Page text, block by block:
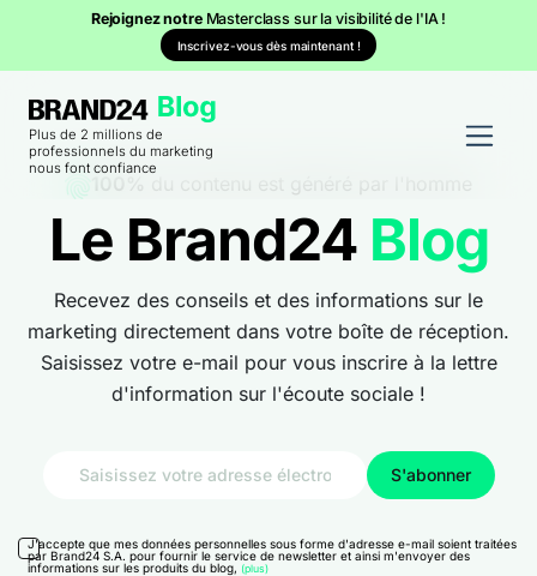
Rejoignez notre Masterclass sur la visibilité de l'IA !
Inscrivez-vous dès maintenant !
Plus de 2 millions de
professionnels du marketing
nous font confiance
Le Brand24 Blog
Recevez des conseils et des informations sur le
marketing directement dans votre boîte de réception.
Saisissez votre e-mail pour vous inscrire à la lettre
d'information sur l'écoute sociale !
J'accepte que mes données personnelles sous forme d'adresse e-mail soient traitées
par Brand24 S.A. pour fournir le service de newsletter et ainsi m'envoyer des
informations sur les produits du blog, (plus)